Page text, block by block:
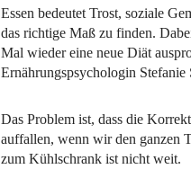
Essen bedeutet Trost, soziale
das richtige Maß zu finden.
Mal wieder eine neue Diät
Ernährungspsychologin Stefanie
Das Problem ist, dass die
auffallen, wenn wir den ganzen
zum Kühlschrank ist nicht weit.